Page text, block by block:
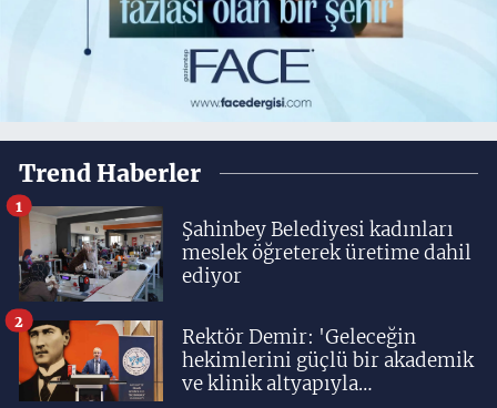
Trend Haberler
Şahinbey Belediyesi kadınları
meslek öğreterek üretime dahil
ediyor
1
Rektör Demir: 'Geleceğin
hekimlerini güçlü bir akademik
ve klinik altyapıyla
2